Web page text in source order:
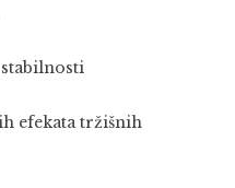
efekata tržišnih